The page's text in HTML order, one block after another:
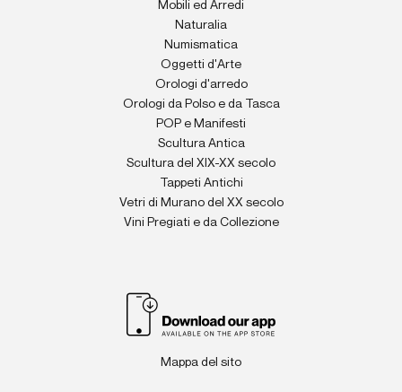
Mobili ed Arredi
Naturalia
Numismatica
Oggetti d'Arte
Orologi d'arredo
Orologi da Polso e da Tasca
POP e Manifesti
Scultura Antica
Scultura del XIX-XX secolo
Tappeti Antichi
Vetri di Murano del XX secolo
Vini Pregiati e da Collezione
Mappa del sito